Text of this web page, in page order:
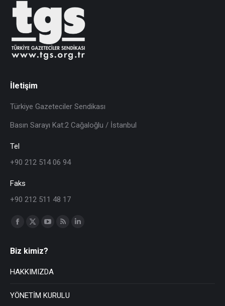
İletişim
Türkiye Gazeteciler Sendikası
Basın Sarayı Kat:2 Cağaloğlu / İstanbul
Tel
+90 212 514 06 94
Faks
+90 212 511 48 17
Find us on:
Biz kimiz?
HAKKIMIZDA
YÖNETİM KURULU